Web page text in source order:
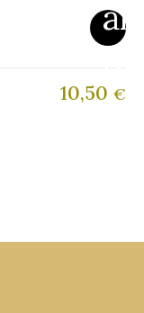
10,50 €